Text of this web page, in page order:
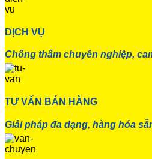
DỊCH VỤ
Chống thấm chuyên nghiệp,
TƯ VẤN BÁN HÀNG
Giải pháp đa dạng, hàng hóa